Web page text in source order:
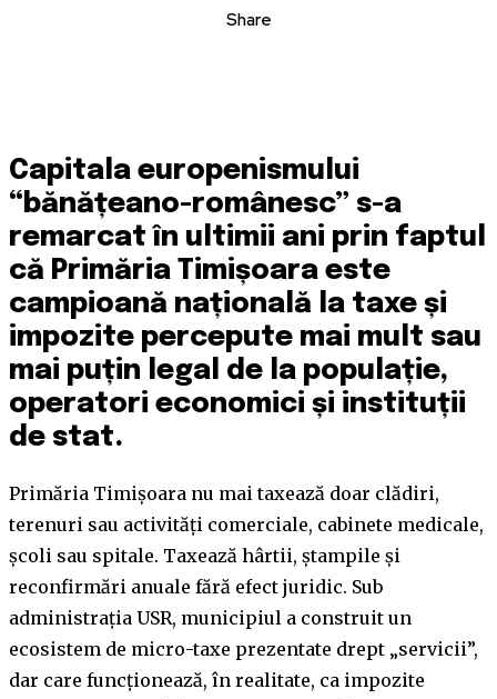
Share
Capitala europenismului
“bănățeano-românesc” s-a
remarcat în ultimii ani prin faptul
că Primăria Timișoara este
campioană națională la taxe și
impozite percepute mai mult sau
mai puțin legal de la populație,
operatori economici și instituții
de stat.
Primăria Timișoara nu mai taxează doar clădiri,
terenuri sau activități comerciale, cabinete medicale,
școli sau spitale. Taxează hârtii, ștampile și
reconfirmări anuale fără efect juridic. Sub
administrația USR, municipiul a construit un
ecosistem de micro-taxe prezentate drept „servicii”,
dar care funcționează, în realitate, ca impozite